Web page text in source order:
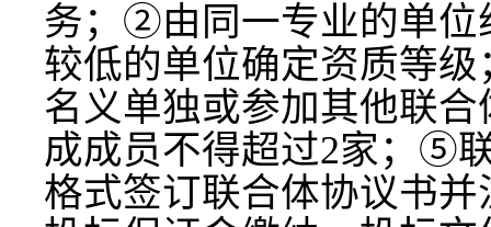
务；②由同一专业的单位
较低的单位确定资质等
名义单独或参加其他联
成成员不得超过2家；⑤
格式签订联合体协议书